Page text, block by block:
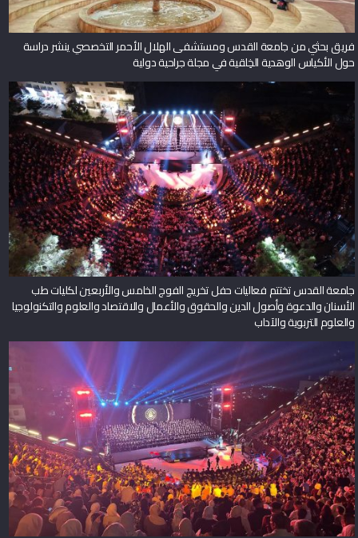
فريق بحثي من جامعة القدس ومستشفى الهلال الأحمر التخصصي ينشر دراسة
حول الأكياس الوهدية الخِلقية في مجلة جراحية دولية
جامعة القدس تختتم فعاليات حفل تخريج الفوج الخامس والأربعين لكليات طب
الأسنان والدعوة وأصول الدين والحقوق والأعمال والاقتصاد والعلوم والتكنولوجيا
والعلوم التربوية والآداب